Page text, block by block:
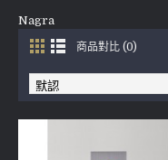
Nagra
商品對比 (0)